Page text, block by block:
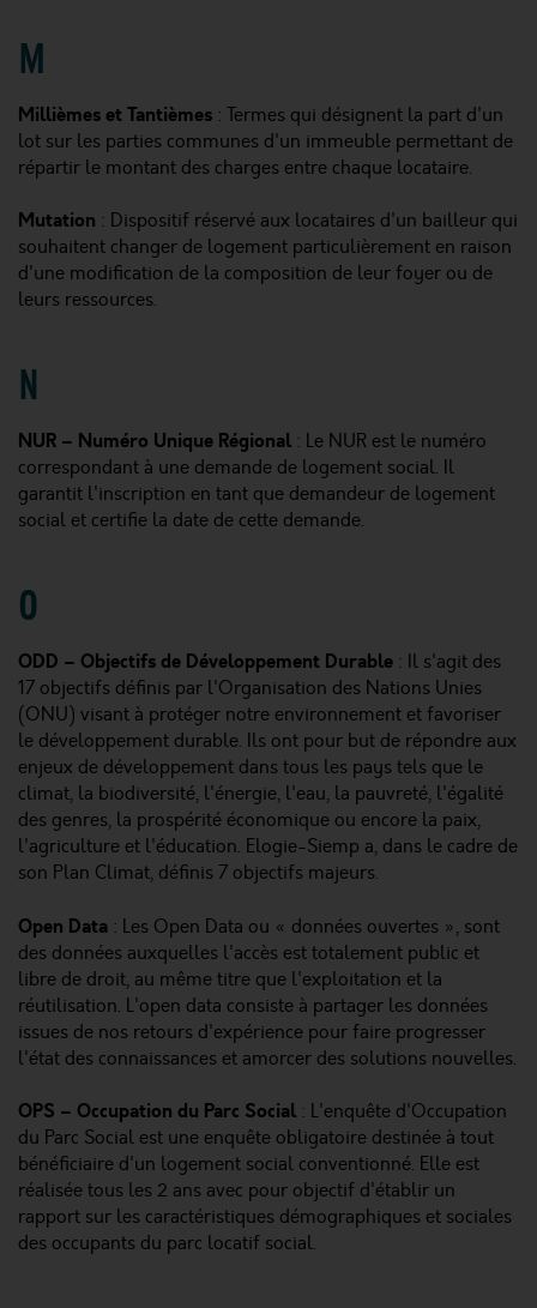
M
Millièmes et Tantièmes : Termes qui désignent la part d'un
lot sur les parties communes d'un immeuble permettant de
répartir le montant des charges entre chaque locataire.
Mutation : Dispositif réservé aux locataires d'un bailleur qui
souhaitent changer de logement particulièrement en raison
d'une modification de la composition de leur foyer ou de
leurs ressources.
N
NUR – Numéro Unique Régional : Le NUR est le numéro
correspondant à une demande de logement social. Il
garantit l'inscription en tant que demandeur de logement
social et certifie la date de cette demande.
O
ODD – Objectifs de Développement Durable : Il s'agit des
17 objectifs définis par l'Organisation des Nations Unies
(ONU) visant à protéger notre environnement et favoriser
le développement durable. Ils ont pour but de répondre aux
enjeux de développement dans tous les pays tels que le
climat, la biodiversité, l'énergie, l'eau, la pauvreté, l'égalité
des genres, la prospérité économique ou encore la paix,
l'agriculture et l'éducation. Elogie-Siemp a, dans le cadre de
son Plan Climat, définis 7 objectifs majeurs.
Open Data : Les Open Data ou « données ouvertes », sont
des données auxquelles l'accès est totalement public et
libre de droit, au même titre que l'exploitation et la
réutilisation. L'open data consiste à partager les données
issues de nos retours d'expérience pour faire progresser
l'état des connaissances et amorcer des solutions nouvelles.
OPS – Occupation du Parc Social : L'enquête d'Occupation
du Parc Social est une enquête obligatoire destinée à tout
bénéficiaire d'un logement social conventionné. Elle est
réalisée tous les 2 ans avec pour objectif d'établir un
rapport sur les caractéristiques démographiques et sociales
des occupants du parc locatif social.